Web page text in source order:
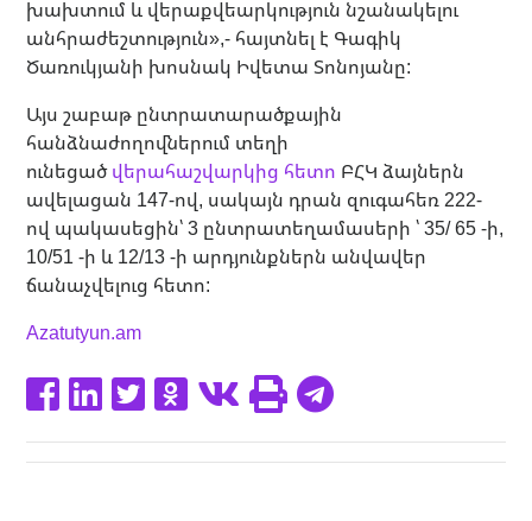
խախտում և վերաքվեարկություն նշանակելու
անհրաժեշտություն»,- հայտնել է Գագիկ
Ծառուկյանի խոսնակ Իվետա Տոնոյանը:
Այս շաբաթ ընտրատարածքային
հանձնաժողովներում տեղի
ունեցածվերահաշվարկից հետո ԲՀԿ ձայներն
ավելացան 147-ով, սակայն դրան զուգահեռ 222-
ով պակասեցին՝ 3 ընտրատեղամասերի ՝ 35/ 65 -ի,
10/51 -ի և 12/13 -ի արդյունքներն անվավեր
ճանաչվելուց հետո:
Azatutyun.am